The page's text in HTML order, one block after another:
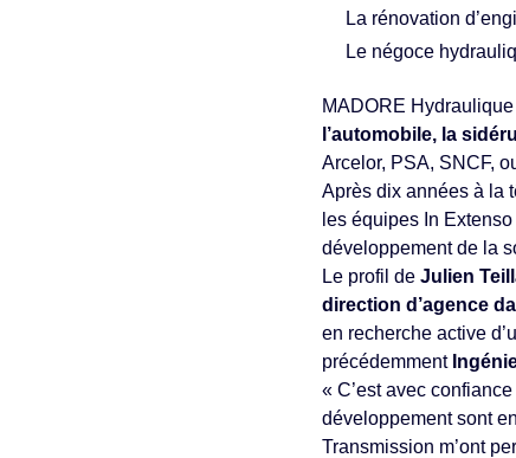
La rénovation
Le négoce
MADORE
l’automobile, la
Arcelor, PSA, SNCF,
Après dix années à la
les équipes In
développement de la
Le profil de Julien
direction d’agence
en recherche active
précédemment
« C’est avec
développement sont
Transmission m’ont